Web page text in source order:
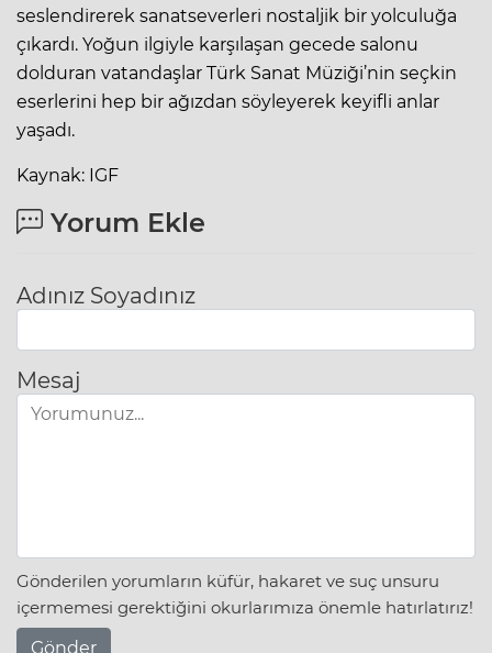
seslendirerek sanatseverleri nostaljik bir yolculuğa
çıkardı. Yoğun ilgiyle karşılaşan gecede salonu
dolduran vatandaşlar Türk Sanat Müziği’nin seçkin
eserlerini hep bir ağızdan söyleyerek keyifli anlar
yaşadı.
Kaynak: IGF
Yorum Ekle
Adınız Soyadınız
Mesaj
Gönderilen yorumların küfür, hakaret ve suç unsuru
içermemesi gerektiğini okurlarımıza önemle hatırlatırız!
Gönder